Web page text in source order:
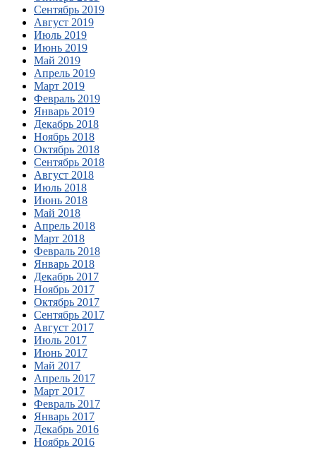
Сентябрь 2019
Август 2019
Июль 2019
Июнь 2019
Май 2019
Апрель 2019
Март 2019
Февраль 2019
Январь 2019
Декабрь 2018
Ноябрь 2018
Октябрь 2018
Сентябрь 2018
Август 2018
Июль 2018
Июнь 2018
Май 2018
Апрель 2018
Март 2018
Февраль 2018
Январь 2018
Декабрь 2017
Ноябрь 2017
Октябрь 2017
Сентябрь 2017
Август 2017
Июль 2017
Июнь 2017
Май 2017
Апрель 2017
Март 2017
Февраль 2017
Январь 2017
Декабрь 2016
Ноябрь 2016